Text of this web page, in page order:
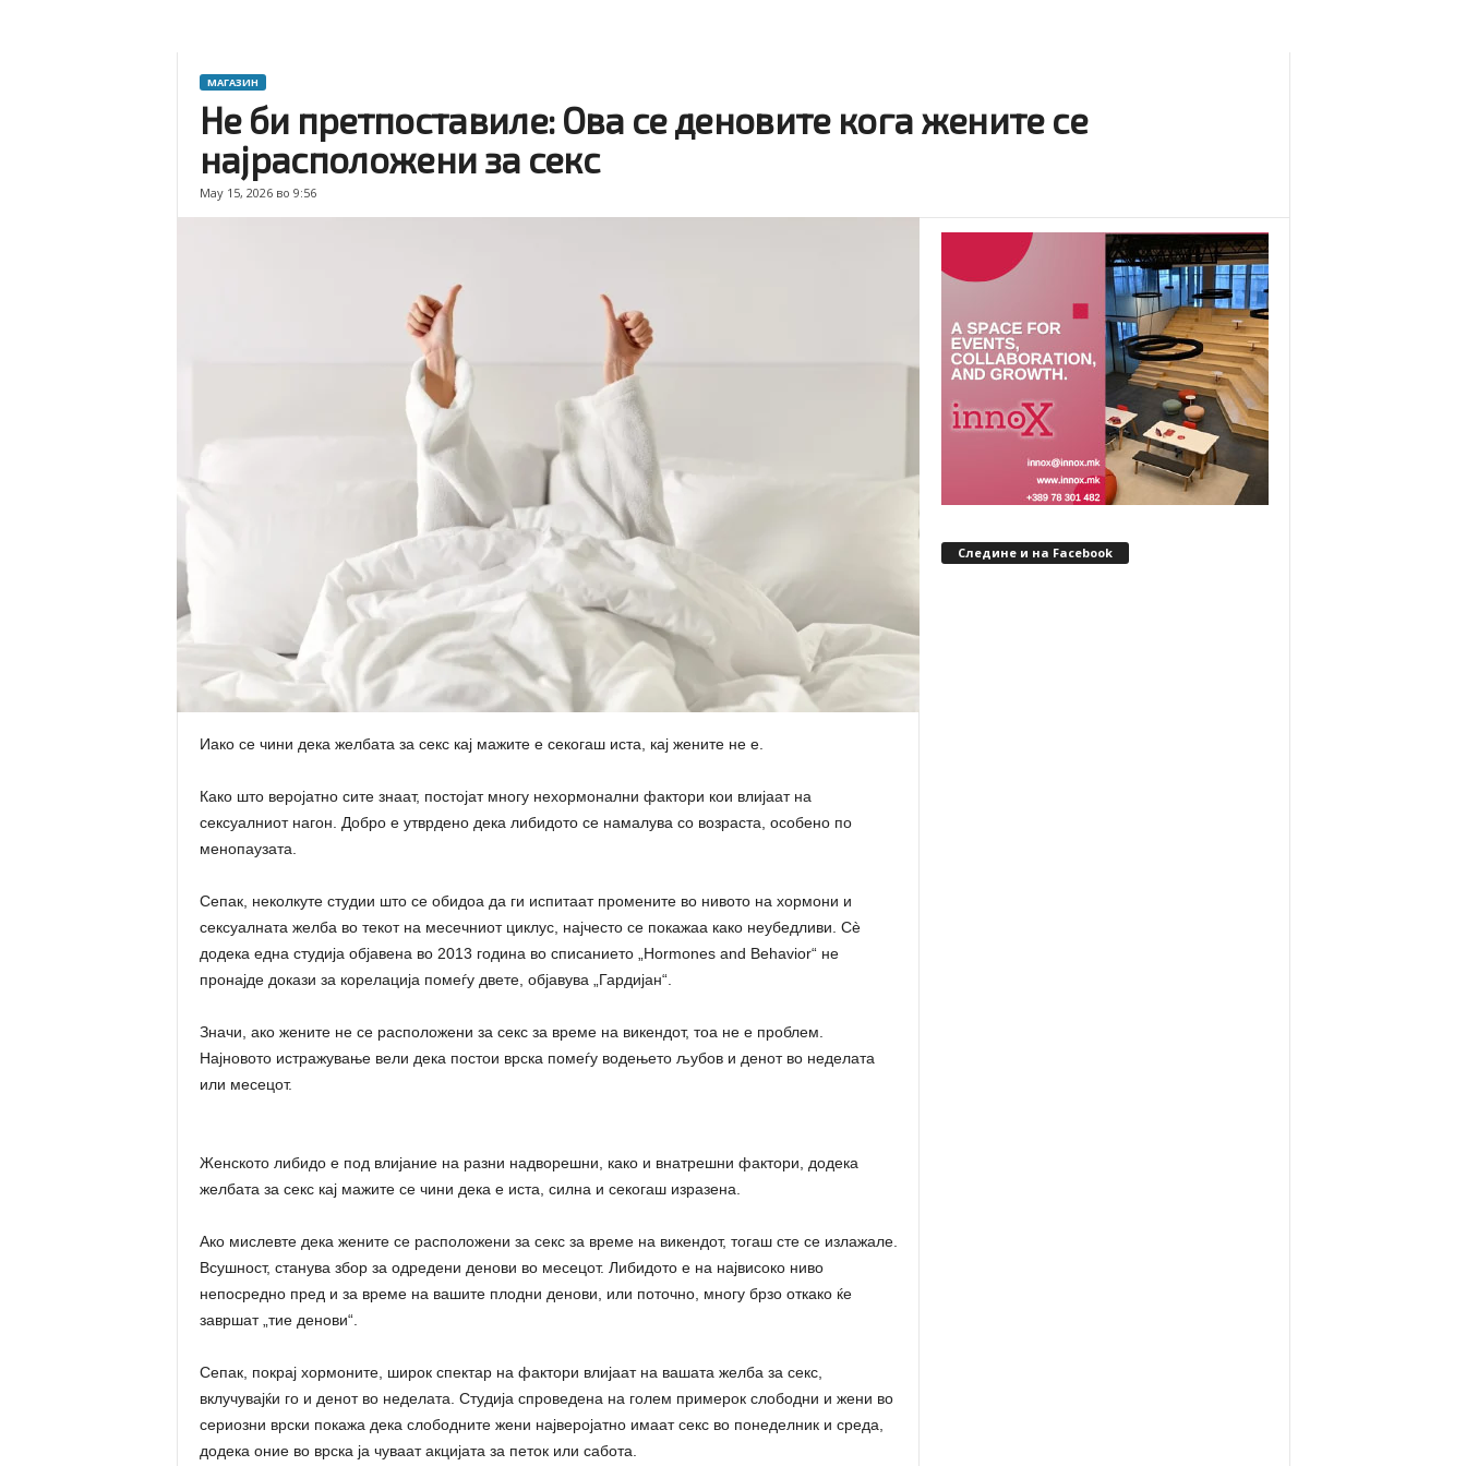
МАГАЗИН
Не би претпоставиле: Ова се деновите кога жените се
најрасположени за секс
May 15, 2026 во 9:56
Иако се чини дека желбата за секс кај мажите е секогаш иста, кај жените не е.
Како што веројатно сите знаат, постојат многу нехормонални фактори кои влијаат на
сексуалниот нагон. Добро е утврдено дека либидото се намалува со возраста, особено по
менопаузата.
Сепак, неколкуте студии што се обидоа да ги испитаат промените во нивото на хормони и
сексуалната желба во текот на месечниот циклус, најчесто се покажаа како неубедливи. Сè
додека една студија објавена во 2013 година во списанието „Hormones and Behavior“ не
пронајде докази за корелација помеѓу двете, објавува „Гардијан“.
Значи, ако жените не се расположени за секс за време на викендот, тоа не е проблем.
Најновото истражување вели дека постои врска помеѓу водењето љубов и денот во неделата
или месецот.
Женското либидо е под влијание на разни надворешни, како и внатрешни фактори, додека
желбата за секс кај мажите се чини дека е иста, силна и секогаш изразена.
Ако мислевте дека жените се расположени за секс за време на викендот, тогаш сте се излажале.
Всушност, станува збор за одредени денови во месецот. Либидото е на највисоко ниво
непосредно пред и за време на вашите плодни денови, или поточно, многу брзо откако ќе
завршат „тие денови“.
Сепак, покрај хормоните, широк спектар на фактори влијаат на вашата желба за секс,
вклучувајќи го и денот во неделата. Студија спроведена на голем примерок слободни и жени во
сериозни врски покажа дека слободните жени најверојатно имаат секс во понеделник и среда,
додека оние во врска ја чуваат акцијата за петок или сабота.
Следине и на Facebook